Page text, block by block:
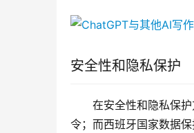
安全性和隐私保护
在安全性和隐私保
令；而西班牙国家数据